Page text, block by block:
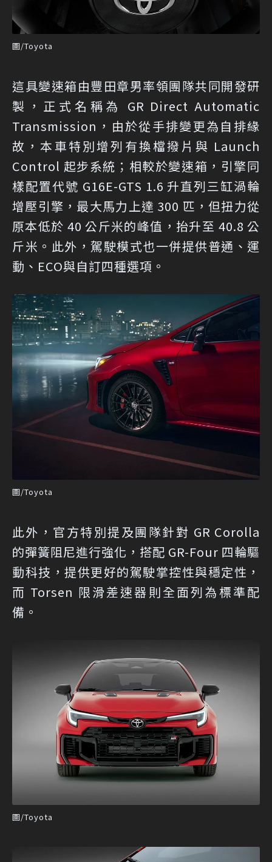
圖/Toyota
這具變速箱由豐田章男率領團隊共同開發研
製，正式名稱為 GR Direct Automatic
Transmission，由於從手排變更為自排緣
故，本車特別增列有換檔撥片與 Launch
Control 起步系統；相較於變速箱，引擎同
樣配置代號 G16E-GTS 1.6 升直列三缸渦輪
增壓引擎，最大馬力上達 300 匹，但扭力從
原本低於 40 公斤米的峰值，抬升至 40.8 公
斤米。此外，駕駛模式也一併提供普通、運
動、ECO與自訂四種選項。
圖/Toyota
此外，官方特別提及團隊針對 GR Corolla
的彈簧阻尼進行強化，搭配 GR-Four 四輪驅
動科技，提供更好的駕駛掌控性與穩定性，
而 Torsen 限滑差速器則全面列為標準配
備。
圖/Toyota